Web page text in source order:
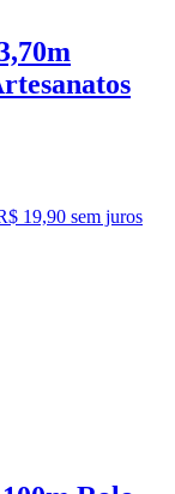
19,90 sem juros